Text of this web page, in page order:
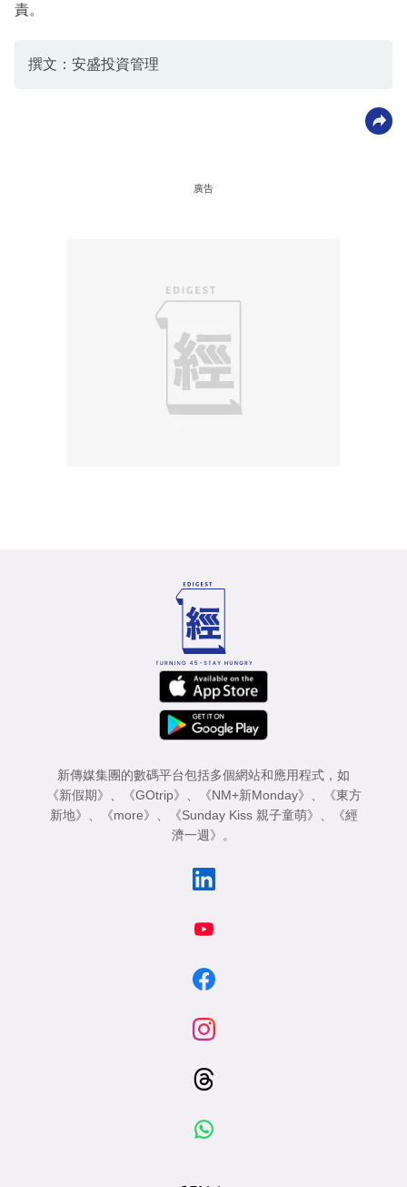
責。
撰文：安盛投資管理
廣告
新傳媒集團的數碼平台包括多個網站和應用程式，如
《新假期》
《GOtrip》 《NM+新Monday》
《東方
新地》
《more》 《Sunday Kiss 親子童萌》
《經
濟一週》
。